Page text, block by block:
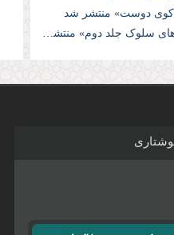
کوی دوست» منتشر شد